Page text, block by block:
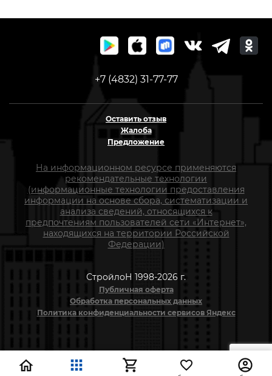
+7 (4832) 31-77-77
Оставить отзыв
Жалоба
Предложение
На информационном ресурсе применяются
рекомендательные технологии
(информационные технологии предоставления
информации на основе сбора, систематизации и
анализа сведений, относящихся к
предпочтениям пользователей сети «Интернет»,
находящихся на территории Российской
Федерации)
СтройлоН 1998-2026 г.
Публичная оферта
Обработка персональных данных
Политика конфиденциальности сервисов Яндекс